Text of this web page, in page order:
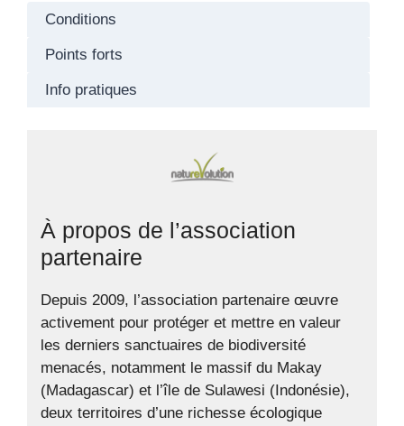
Conditions
Points forts
Info pratiques
À propos de l’association
partenaire
Depuis 2009, l’association partenaire œuvre
activement pour protéger et mettre en valeur
les derniers sanctuaires de biodiversité
menacés, notamment le massif du Makay
(Madagascar) et l’île de Sulawesi (Indonésie),
deux territoires d’une richesse écologique